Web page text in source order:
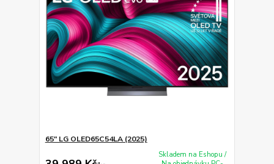
65" LG OLED65C54LA (2025)
Skladem na Eshopu /